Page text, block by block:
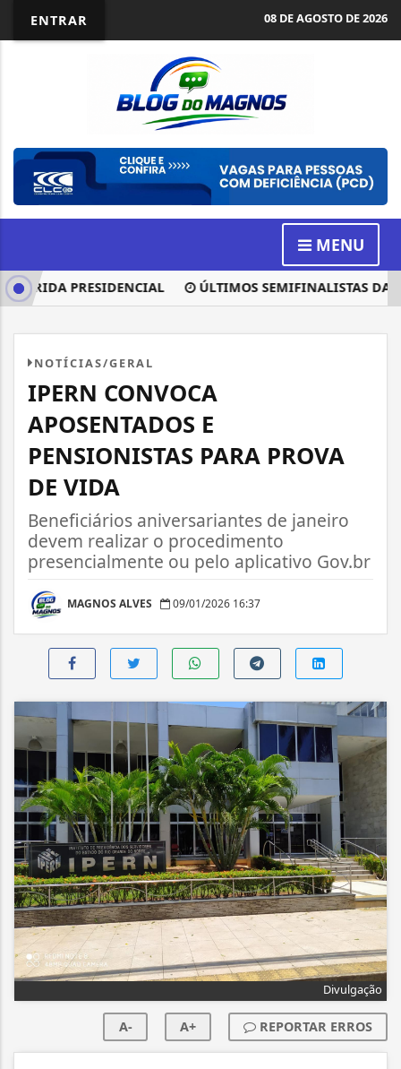
ENTRAR 08 DE AGOSTO DE 2026
MENU
PRESIDENCIAL ÚLTIMOS SEMIFINALISTAS DA
NOTÍCIAS/GERAL
IPERN CONVOCA
APOSENTADOS E
PENSIONISTAS PARA PROVA
DE VIDA
Beneficiários aniversariantes de janeiro
devem realizar o procedimento
presencialmente ou pelo aplicativo Gov.br
MAGNOS ALVES 09/01/2026 16:37
Divulgação
A- A+ REPORTAR ERROS